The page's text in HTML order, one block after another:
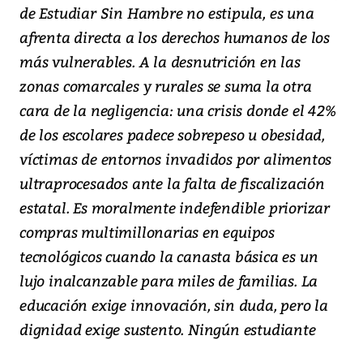
de Estudiar Sin Hambre no estipula, es una
afrenta directa a los derechos humanos de los
más vulnerables. A la desnutrición en las
zonas comarcales y rurales se suma la otra
cara de la negligencia: una crisis donde el 42%
de los escolares padece sobrepeso u obesidad,
víctimas de entornos invadidos por alimentos
ultraprocesados ante la falta de fiscalización
estatal. Es moralmente indefendible priorizar
compras multimillonarias en equipos
tecnológicos cuando la canasta básica es un
lujo inalcanzable para miles de familias. La
educación exige innovación, sin duda, pero la
dignidad exige sustento. Ningún estudiante